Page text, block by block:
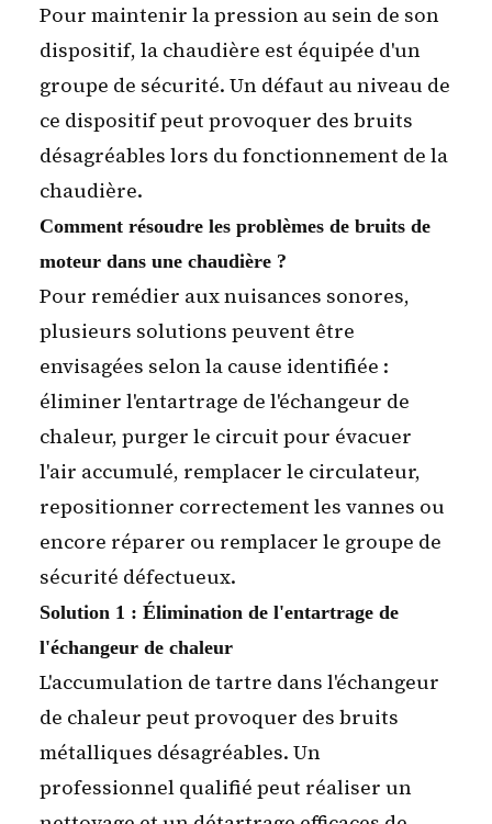
Pour maintenir la pression au sein de son
dispositif, la chaudière est équipée d'un
groupe de sécurité. Un défaut au niveau de
ce dispositif peut provoquer des bruits
désagréables lors du fonctionnement de la
chaudière.
Comment résoudre les problèmes de bruits de
moteur dans une chaudière ?
Pour remédier aux nuisances sonores,
plusieurs solutions peuvent être
envisagées selon la cause identifiée :
éliminer l'entartrage de l'échangeur de
chaleur, purger le circuit pour évacuer
l'air accumulé, remplacer le circulateur,
repositionner correctement les vannes ou
encore réparer ou remplacer le groupe de
sécurité défectueux.
Solution 1 : Élimination de l'entartrage de
l'échangeur de chaleur
L'accumulation de tartre dans l'échangeur
de chaleur peut provoquer des bruits
métalliques désagréables. Un
professionnel qualifié peut réaliser un